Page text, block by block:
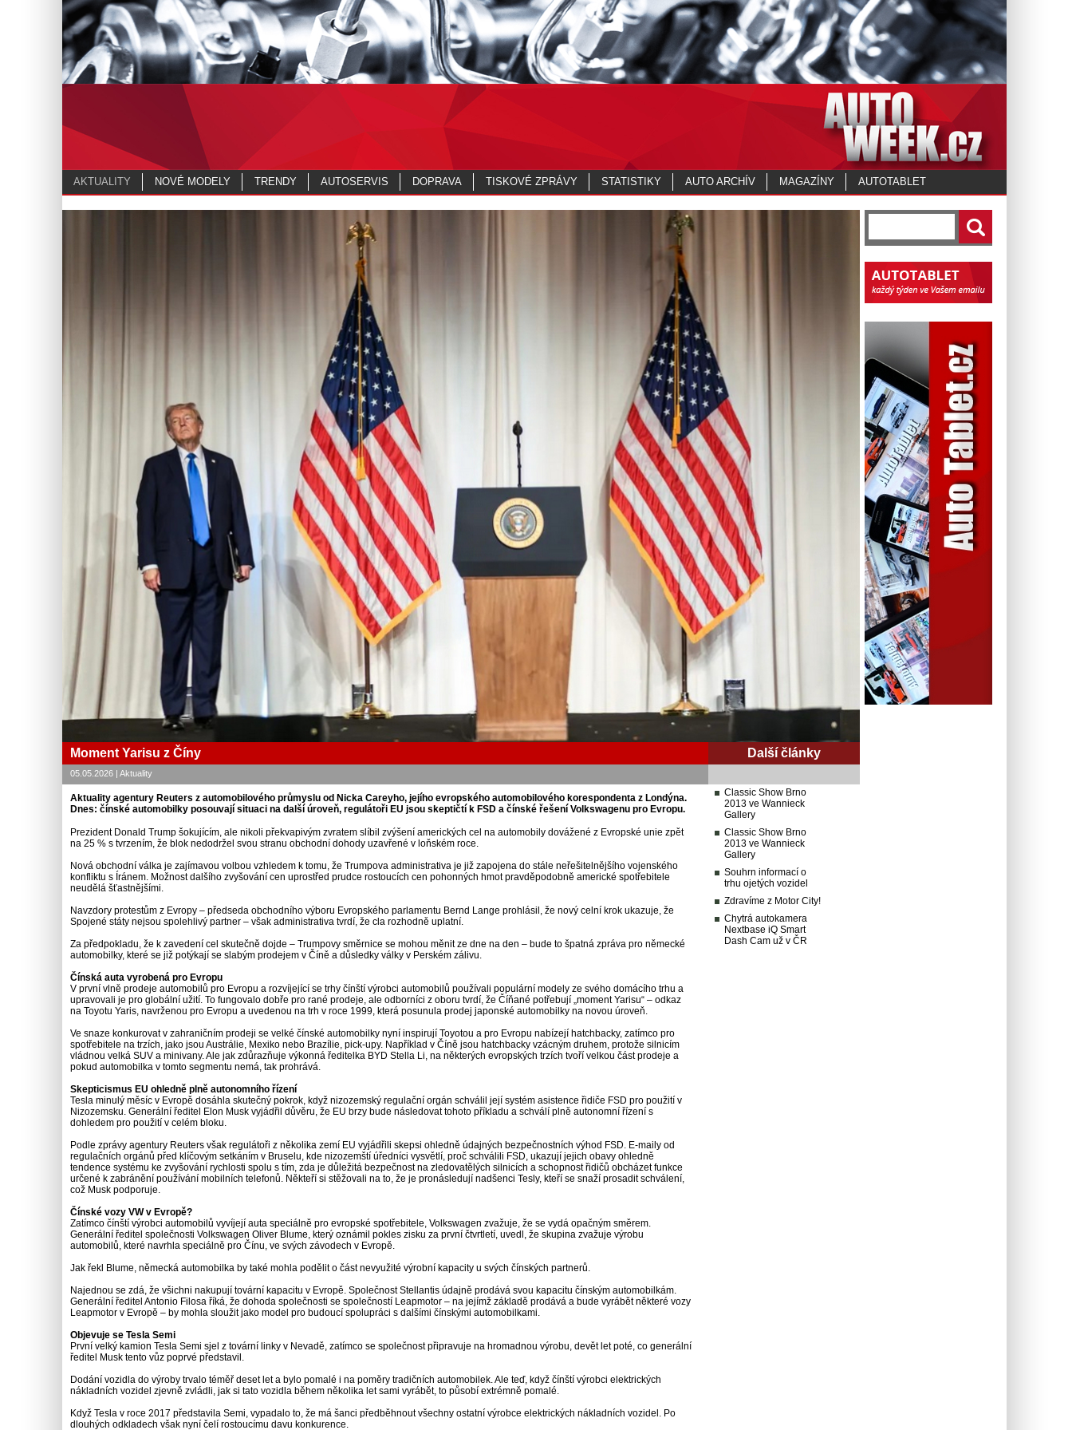
Moment Yarisu z Číny
05.05.2026 | Aktuality
Aktuality agentury Reuters z automobilového průmyslu od Nicka Careyho, jejího evropského automobilového korespondenta z Londýna.
Dnes: čínské automobilky posouvají situaci na další úroveň, regulátoři EU jsou skeptičtí k FSD a čínské řešení Volkswagenu pro Evropu.
Prezident Donald Trump šokujícím, ale nikoli překvapivým zvratem slíbil zvýšení amerických cel na automobily dovážené z Evropské unie zpět
na 25 % s tvrzením, že blok nedodržel svou stranu obchodní dohody uzavřené v loňském roce.
Nová obchodní válka je zajímavou volbou vzhledem k tomu, že Trumpova administrativa je již zapojena do stále neřešitelnějšího vojenského
konfliktu s Íránem. Možnost dalšího zvyšování cen uprostřed prudce rostoucích cen pohonných hmot pravděpodobně americké spotřebitele
neudělá šťastnějšími.
Navzdory protestům z Evropy – předseda obchodního výboru Evropského parlamentu Bernd Lange prohlásil, že nový celní krok ukazuje, že
Spojené státy nejsou spolehlivý partner – však administrativa tvrdí, že cla rozhodně uplatní.
Za předpokladu, že k zavedení cel skutečně dojde – Trumpovy směrnice se mohou měnit ze dne na den – bude to špatná zpráva pro německé
automobilky, které se již potýkají se slabým prodejem v Číně a důsledky války v Perském zálivu.
Čínská auta vyrobená pro Evropu
V první vlně prodeje automobilů pro Evropu a rozvíjející se trhy čínští výrobci automobilů používali populární modely ze svého domácího trhu a
upravovali je pro globální užití. To fungovalo dobře pro rané prodeje, ale odborníci z oboru tvrdí, že Číňané potřebují „moment Yarisu“ – odkaz
na Toyotu Yaris, navrženou pro Evropu a uvedenou na trh v roce 1999, která posunula prodej japonské automobilky na novou úroveň.
Ve snaze konkurovat v zahraničním prodeji se velké čínské automobilky nyní inspirují Toyotou a pro Evropu nabízejí hatchbacky, zatímco pro
spotřebitele na trzích, jako jsou Austrálie, Mexiko nebo Brazílie, pick-upy. Například v Číně jsou hatchbacky vzácným druhem, protože silnicím
vládnou velká SUV a minivany. Ale jak zdůrazňuje výkonná ředitelka BYD Stella Li, na některých evropských trzích tvoří velkou část prodeje a
pokud automobilka v tomto segmentu nemá, tak prohrává.
Skepticismus EU ohledně plně autonomního řízení
Tesla minulý měsíc v Evropě dosáhla skutečný pokrok, když nizozemský regulační orgán schválil její systém asistence řidiče FSD pro použití v
Nizozemsku. Generální ředitel Elon Musk vyjádřil důvěru, že EU brzy bude následovat tohoto příkladu a schválí plně autonomní řízení s
dohledem pro použití v celém bloku.
Podle zprávy agentury Reuters však regulátoři z několika zemí EU vyjádřili skepsi ohledně údajných bezpečnostních výhod FSD. E-maily od
regulačních orgánů před klíčovým setkáním v Bruselu, kde nizozemští úředníci vysvětlí, proč schválili FSD, ukazují jejich obavy ohledně
tendence systému ke zvyšování rychlosti spolu s tím, zda je důležitá bezpečnost na zledovatělých silnicích a schopnost řidičů obcházet funkce
určené k zabránění používání mobilních telefonů. Někteří si stěžovali na to, že je pronásledují nadšenci Tesly, kteří se snaží prosadit schválení,
což Musk podporuje.
Čínské vozy VW v Evropě?
Zatímco čínští výrobci automobilů vyvíjejí auta speciálně pro evropské spotřebitele, Volkswagen zvažuje, že se vydá opačným směrem.
Generální ředitel společnosti Volkswagen Oliver Blume, který oznámil pokles zisku za první čtvrtletí, uvedl, že skupina zvažuje výrobu
automobilů, které navrhla speciálně pro Čínu, ve svých závodech v Evropě.
Jak řekl Blume, německá automobilka by také mohla podělit o část nevyužité výrobní kapacity u svých čínských partnerů.
Najednou se zdá, že všichni nakupují tovární kapacitu v Evropě. Společnost Stellantis údajně prodává svou kapacitu čínským automobilkám.
Generální ředitel Antonio Filosa říká, že dohoda společnosti se společností Leapmotor – na jejímž základě prodává a bude vyrábět některé vozy
Leapmotor v Evropě – by mohla sloužit jako model pro budoucí spolupráci s dalšími čínskými automobilkami.
Objevuje se Tesla Semi
První velký kamion Tesla Semi sjel z tovární linky v Nevadě, zatímco se společnost připravuje na hromadnou výrobu, devět let poté, co generální
ředitel Musk tento vůz poprvé představil.
Dodání vozidla do výroby trvalo téměř deset let a bylo pomalé i na poměry tradičních automobilek. Ale teď, když čínští výrobci elektrických
nákladních vozidel zjevně zvládli, jak si tato vozidla během několika let sami vyrábět, to působí extrémně pomalé.
Když Tesla v roce 2017 představila Semi, vypadalo to, že má šanci předběhnout všechny ostatní výrobce elektrických nákladních vozidel. Po
dlouhých odkladech však nyní čelí rostoucímu davu konkurence.
Další články
Classic Show Brno
2013 ve Wannieck
Gallery
Classic Show Brno
2013 ve Wannieck
Gallery
Souhrn informací o
trhu ojetých vozidel
Zdravíme z Motor City!
Chytrá autokamera
Nextbase iQ Smart
Dash Cam už v ČR
AKTUALITY NOVÉ MODELY TRENDY AUTOSERVIS DOPRAVA TISKOVÉ ZPRÁVY STATISTIKY AUTO ARCHÍV MAGAZÍNY AUTOTABLET